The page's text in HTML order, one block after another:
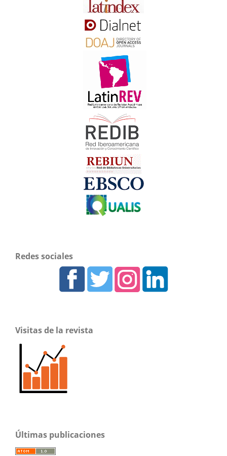
Redes sociales
Visitas de la revista
Últimas publicaciones